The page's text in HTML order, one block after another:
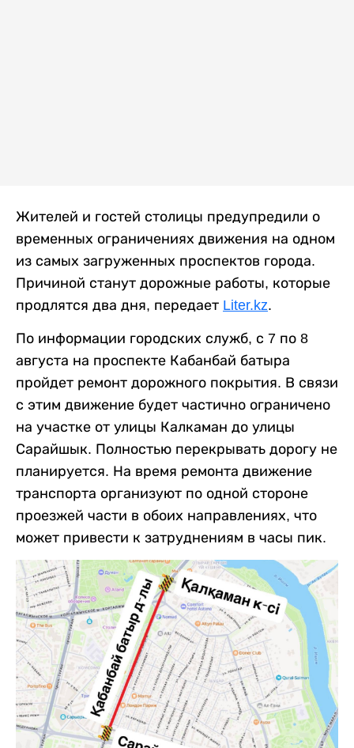
Жителей и гостей столицы предупредили о
временных ограничениях движения на одном
из самых загруженных проспектов города.
Причиной станут дорожные работы, которые
продлятся два дня, передает Liter.kz.
По информации городских служб, с 7 по 8
августа на проспекте Кабанбай батыра
пройдет ремонт дорожного покрытия. В связи
с этим движение будет частично ограничено
на участке от улицы Калкаман до улицы
Сарайшык. Полностью перекрывать дорогу не
планируется. На время ремонта движение
транспорта организуют по одной стороне
проезжей части в обоих направлениях, что
может привести к затруднениям в часы пик.